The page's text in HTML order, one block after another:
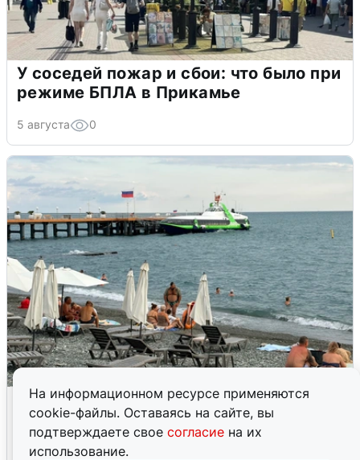
На информационном ресурсе применяются
cookie-файлы. Оставаясь на сайте, вы
подтверждаете свое согласие на их
использование.
У соседей пожар и сбои: что было при
режиме БПЛА в Прикамье
5 августа 0
Жители и туристы Сочи рассказали
об атаке БПЛА 5 августа
5 августа 0